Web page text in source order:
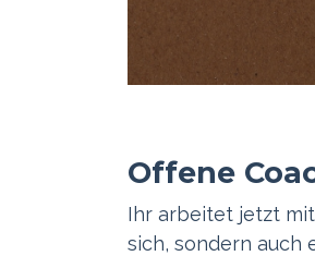
Offene
Ihr arbeitet jetzt
sich, sondern auch